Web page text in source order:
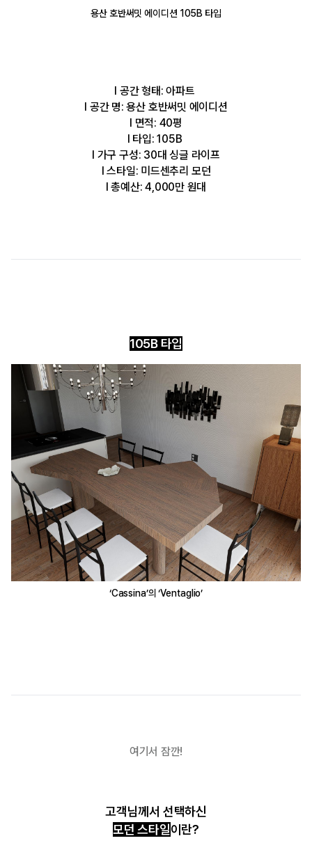
용산 호반써밋 에이디션 105B 타입
l 공간 형태: 아파트
l 공간 명: 용산 호반써밋 에이디션
l 면적: 40평
l 타입: 105B
l 가구 구성: 30대 싱글 라이프
l 스타일: 미드센추리 모던
l 총예산: 4,000만 원대
105B 타입
‘Cassina’의 ‘Ventaglio’
여기서 잠깐!
고객님께서 선택하신
모던 스타일이란?